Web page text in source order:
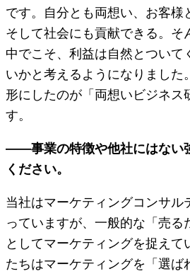
です。自分とも両想い、お客様
そして社会にも貢献できる。そ
中でこそ、利益は自然とついて
いかと考えるようになりました
形にしたのが「両想いビジネス
す。
――事業の特徴や他社にはない
ください。
当社はマーケティングコンサル
っていますが、一般的な「売る
としてマーケティングを捉えて
たちはマーケティングを「選ば